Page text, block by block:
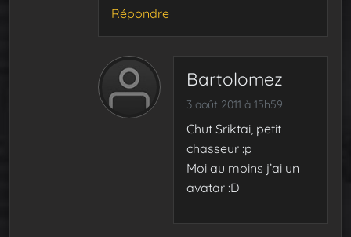
Répondre
Bartolomez
3 août 2011 à 15h59
Chut Sriktai, petit
chasseur :p
Moi au moins j’ai un
avatar :D